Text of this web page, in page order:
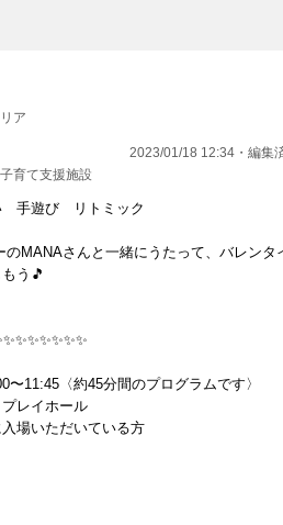
ア
育て支援施設
2023/01/18 12:34・編集
手遊び リトミック
MANAさんと一緒にうたって、バレンタ
う🎵
11:45〈約45分間のプログラムです〉
レイホール
場いただいている方